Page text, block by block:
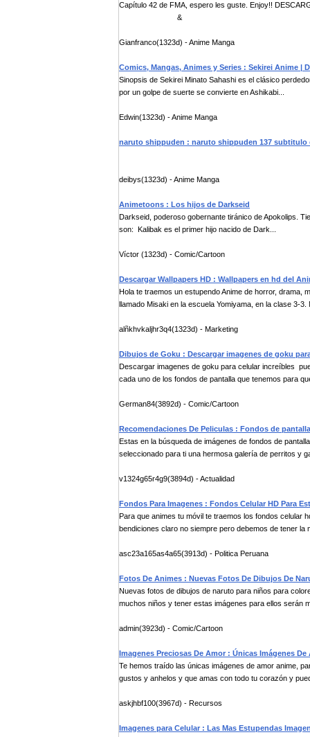
Capítulo 42 de FMA, espero les guste. Enjoy!!
&
Gianfranco(1323d) - Anime Manga
Comics, Mangas, Animes y Series : Sekirei Anime |
Sinopsis de Sekirei Minato Sahashi es el clásico
por un golpe de suerte se convierte en Ashikabi...
Edwin(1323d) - Anime Manga
naruto shippuden : naruto shippuden 137 subtitulo
deibys(1323d) - Anime Manga
Animetoons : Los hijos de Darkseid
Darkseid, poderoso gobernante tiránico de Apokolips.
son: Kalibak es el primer hijo nacido de Dark...
Víctor (1323d) - Comic/Cartoon
Descargar Wallpapers HD : Wallpapers en hd del
Hola te traemos un estupendo Anime de horror, drama,
llamado Misaki en la escuela Yomiyama, en la clase 3-3.
alñkhvkaljhr3q4(1323d) - Marketing
Dibujos de Goku : Descargar imagenes de goku
Descargar imagenes de goku para celular increíbles
cada uno de los fondos de pantalla que tenemos para
German84(3892d) - Comic/Cartoon
Recomendaciones De Peliculas : Fondos de
Estas en la búsqueda de imágenes de fondos de
seleccionado para ti una hermosa galería de perritos y
v1324g65r4g9(3894d) - Actualidad
Fondos Para Imagenes : Fondos Celular HD Para
Para que animes tu móvil te traemos los fondos celular
bendiciones claro no siempre pero debemos de tener la
asc23a165as4a65(3913d) - Politica Peruana
Fotos De Animes : Nuevas Fotos De Dibujos De
Nuevas fotos de dibujos de naruto para niños para
muchos niños y tener estas imágenes para ellos serán
admin(3923d) - Comic/Cartoon
Imagenes Preciosas De Amor : Únicas Imágenes De
Te hemos traído las únicas imágenes de amor anime,
gustos y anhelos y que amas con todo tu corazón y
askjhbf100(3967d) - Recursos
Imagenes para Celular : Las Mas Estupendas